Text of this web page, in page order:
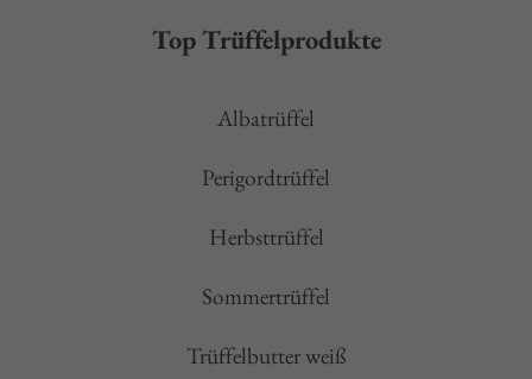
Top Trüffelprodukte
Albatrüffel
Perigordtrüffel
Herbsttrüffel
Sommertrüffel
Trüffelbutter weiß